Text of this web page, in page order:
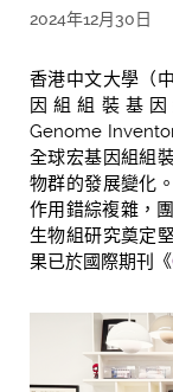
2024年12月30日
香港中文大學（
因組組裝基因
Genome
全球宏基因組組
物群的發展變化
作用錯綜複雜，
生物組研究奠定
果已於國際期刊《